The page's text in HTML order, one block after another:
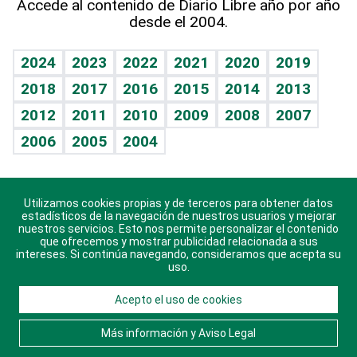
Vida y familia
Eñe
Celebrando la vida
Sin complejos
En pocas palabras
Escuchando al corazón
Economía Personal
TBT Deportivo
Guía del dinero
Horóscopos
Crucigramas
Accede al contenido de Diario Libre año por año
desde el 2004.
2024 2023 2022 2021 2020
2019
2018
2017 2016 2015 2014
2013
2012
2011 2010 2009 2008
2007
2006
2005 2004
Descarga nuestras aplicaciones para Android, iOS y
sistema Huawei.
© 2021 Diario Libre, todos los derechos reservados.
Consulta elAviso Legal. Ponte en Contacto
nosotros y conoce más sobre Diario Libre
Utilizamos cookies propias y de terceros para obtener datos
estadísticos de la navegación de nuestros usuarios y mejorar
nuestros servicios. Esto nos permite personalizar el contenido
que ofrecemos y mostrar publicidad relacionada a sus
intereses. Si continúa navegando, consideramos que acepta su
uso.
Acepto el uso de cookies
Más información y Aviso Legal